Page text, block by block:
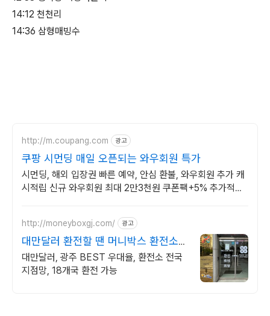
14:12 천천리
14:36 삼형매빙수
http://m.coupang.com 광고
쿠팡 시먼딩 매일 오픈되는 와우회원 특가
시먼딩, 해외 입장권 빠른 예약, 안심 환불, 와우회원 추가 캐
시적립 신규 와우회원 최대 2만3천원 쿠폰팩+5% 추가적립
http://moneyboxgj.com/ 광고
대만달러 환전할 땐 머니박스 환전소
광주지점
대만달러, 광주 BEST 우대율, 환전소 전국
지점망, 18개국 환전 가능